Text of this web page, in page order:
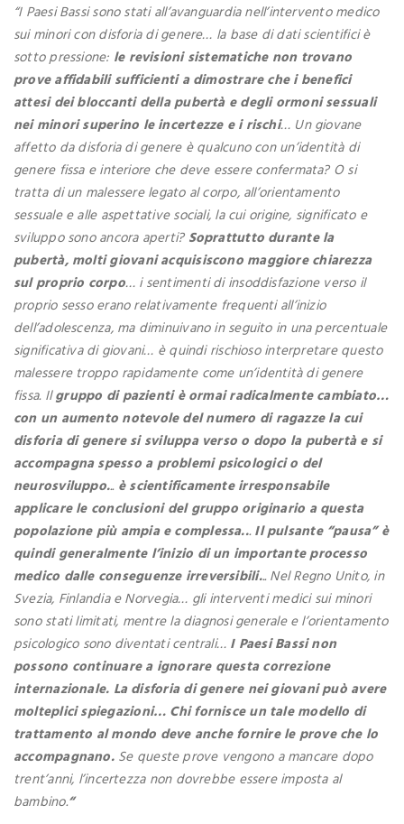
“I Paesi Bassi sono stati all’avanguardia nell’intervento medico
sui minori con disforia di genere… la base di dati scientifici è
sotto pressione: le revisioni sistematiche non trovano
prove affidabili sufficienti a dimostrare che i benefici
attesi dei bloccanti della pubertà e degli ormoni sessuali
nei minori superino le incertezze e i rischi… Un giovane
affetto da disforia di genere è qualcuno con un’identità di
genere fissa e interiore che deve essere confermata? O si
tratta di un malessere legato al corpo, all’orientamento
sessuale e alle aspettative sociali, la cui origine, significato e
sviluppo sono ancora aperti? Soprattutto durante la
pubertà, molti giovani acquisiscono maggiore chiarezza
sul proprio corpo… i sentimenti di insoddisfazione verso il
proprio sesso erano relativamente frequenti all’inizio
dell’adolescenza, ma diminuivano in seguito in una percentuale
significativa di giovani… è quindi rischioso interpretare questo
malessere troppo rapidamente come un’identità di genere
fissa. Ilgruppo di pazienti è ormai radicalmente cambiato…
con un aumento notevole del numero di ragazze la cui
disforia di genere si sviluppa verso o dopo la pubertà e si
accompagna spesso a problemi psicologici o del
neurosviluppo... è scientificamente irresponsabile
applicare le conclusioni del gruppo originario a questa
popolazione più ampia e complessa... Il pulsante “pausa” è
quindi generalmente l’inizio di un importante processo
medico dalle conseguenze irreversibili... Nel Regno Unito, in
Svezia, Finlandia e Norvegia… gli interventi medici sui minori
sono stati limitati, mentre la diagnosi generale e l’orientamento
psicologico sono diventati centrali… I Paesi Bassi non
possono continuare a ignorare questa correzione
internazionale. La disforia di genere nei giovani può avere
molteplici spiegazioni… Chi fornisce un tale modello di
trattamento al mondo deve anche fornire le prove che lo
accompagnano. Se queste prove vengono a mancare dopo
trent’anni, l’incertezza non dovrebbe essere imposta al
bambino.“